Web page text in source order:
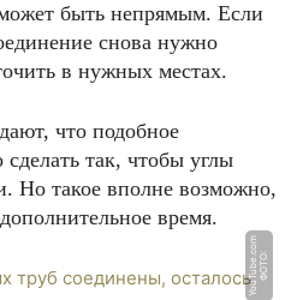
быть непрямым. Если
снова нужно
в нужных местах.
что подобное
так, чтобы углы
Но такое вполне возможно,
время.
Ф
О
Т
О:
Y
o
u
T
u
b
e.
c
o
m